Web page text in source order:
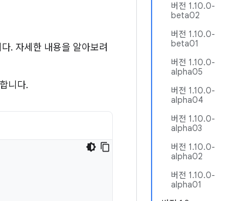
버전 1.10.0-
beta02
버전 1.10.0-
beta01
버전 1.10.0-
alpha05
버전 1.10.0-
alpha04
버전 1.10.0-
alpha03
버전 1.10.0-
alpha02
버전 1.10.0-
alpha01
. 자세한 내용을 알아보려
니다.